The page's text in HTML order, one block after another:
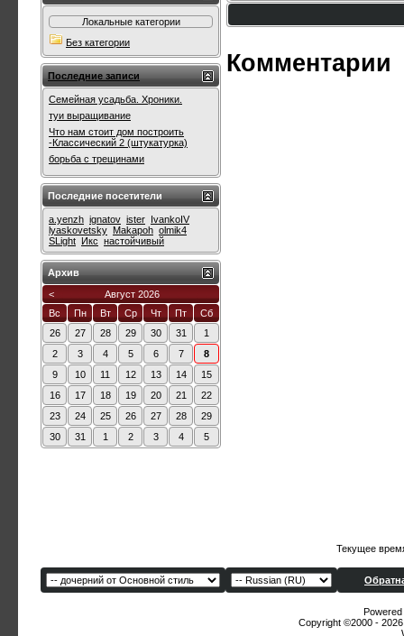
Комментарии
Локальные категории
Без категории
Последние записи
Семейная усадьба. Хроники.
туи выращивание
Что нам стоит дом построить
-Классический 2 (штукатурка)
борьба с трещинами
Последние посетители
a.yenzh ignatov ister IvankoIV
lyaskovetsky Makapoh olmik4
SLight Икс настойчивый
Архив
<
Август 2026
Вс
Пн Вт Ср Чт Пт
Сб
26
27 28 29 30 31
1
2
3 4 5 6 7
8
9
10 11 12 13 14
15
16
17 18 19 20 21
22
23
24 25 26 27 28
29
30
31 1 2 3 4 5
Текущее
Copyright ©2000 -